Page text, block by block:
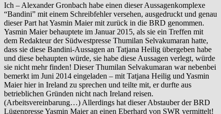
Ich – Alexander Gronbach habe einen dieser Aussagenkomplexe
“Bandini” mit einem Schreibfehler versehen, ausgedruckt und genau
dieser Part hat Yasmin Maier mit zurück in die BRD genommen.
Yasmin Maier behauptete im Januar 2015, als sie ein Treffen mit
dem Redakteur der Südwestpresse Thumilan Selvakumaran hatte,
dass sie diese Bandini-Aussagen an Tatjana Heilig übergeben habe
und diese behaupten würde, sie habe diese Aussagen verlegt, würde
sie nicht mehr finden! Dieser Thumilan Selvakumaran war nebenbei
bemerkt im Juni 2014 eingeladen – mit Tatjana Heilig und Yasmin
Maier hier in Ireland zu sprechen und teilte mit, er durfte aus
betrieblichen Gründen nicht nach Ireland reisen.
(Arbeitsvereinbarung…) Allerdings hat dieser Abstauber der BRD
Lügenpresse Yasmin Maier an einen Eberhard von SWR vermittelt!